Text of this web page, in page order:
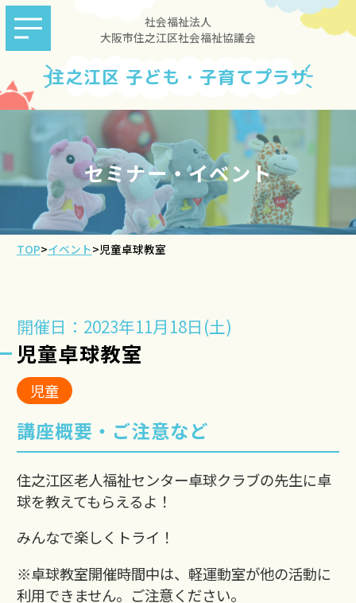
社会福祉法人
大阪市住之江区社会福祉協議会
住之江区 子ども・子育てプラザ
セミナー・イベント
TOP>イベント>児童卓球教室
開催日：2023年11月18日(土)
児童卓球教室
児童
講座概要・ご注意など
住之江区老人福祉センター卓球クラブの先生に卓
球を教えてもらえるよ！
みんなで楽しくトライ！
※卓球教室開催時間中は、軽運動室が他の活動に
利用できません。ご注意ください。